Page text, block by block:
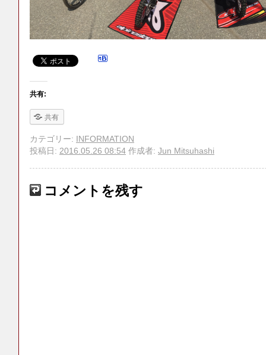
共有:
共有
カテゴリー: INFORMATION
投稿日: 2016.05.26 08:54 作成者: Jun Mitsuhashi
コメントを残す